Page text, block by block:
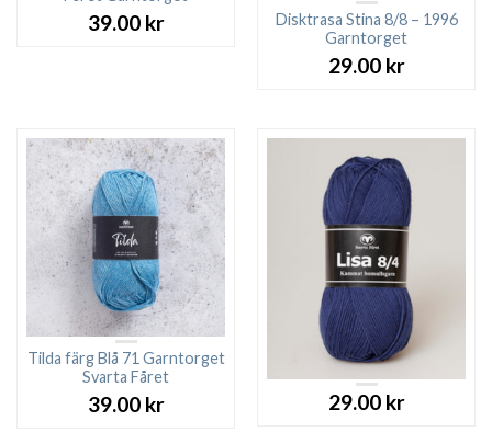
39.00 kr
Disktrasa Stina 8/8 – 1996
Garntorget
29.00 kr
Tilda färg Blå 71 Garntorget
Svarta Fåret
39.00 kr 29.00 kr